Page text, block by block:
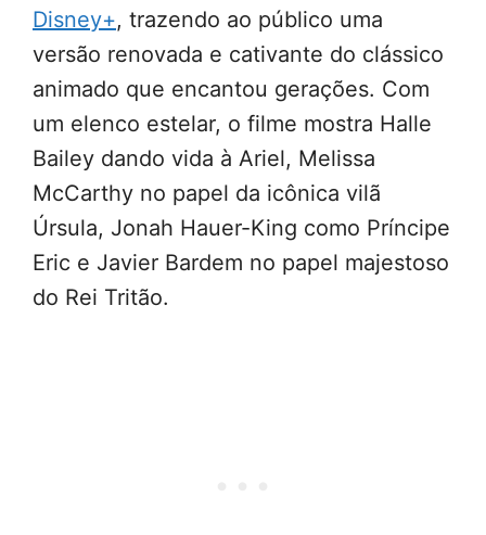
Disney+, trazendo ao público uma
versão renovada e cativante do clássico
animado que encantou gerações. Com
um elenco estelar, o filme mostra Halle
Bailey dando vida à Ariel, Melissa
McCarthy no papel da icônica vilã
Úrsula, Jonah Hauer-King como Príncipe
Eric e Javier Bardem no papel majestoso
do Rei Tritão.